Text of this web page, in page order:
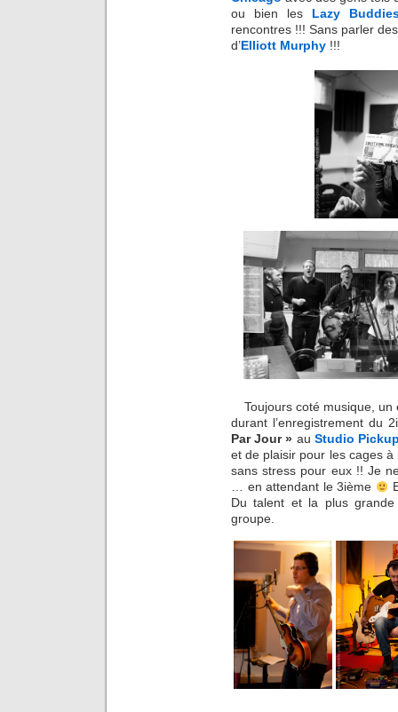
ou bien les Lazy
rencontres !!! Sans parler
d’Elliott Murphy !!!
Toujours coté musique,
durant l’enregistrement du
Par Jour » au Studio
et de plaisir pour les cages à
sans stress pour eux !! Je
… en attendant le 3ième
Du talent et la plus
groupe.